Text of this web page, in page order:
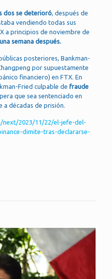
dos se deterioró, después de
vendiendo todas sus
a principios de noviembre de
semana después.
posteriores, Bankman-
por supuestamente
financiero) en FTX. En
Fried culpable de fraude
que sea sentenciado en
décadas de prisión.
next/2023/11/22/el-jefe-del-
dimite-tras-declararse-